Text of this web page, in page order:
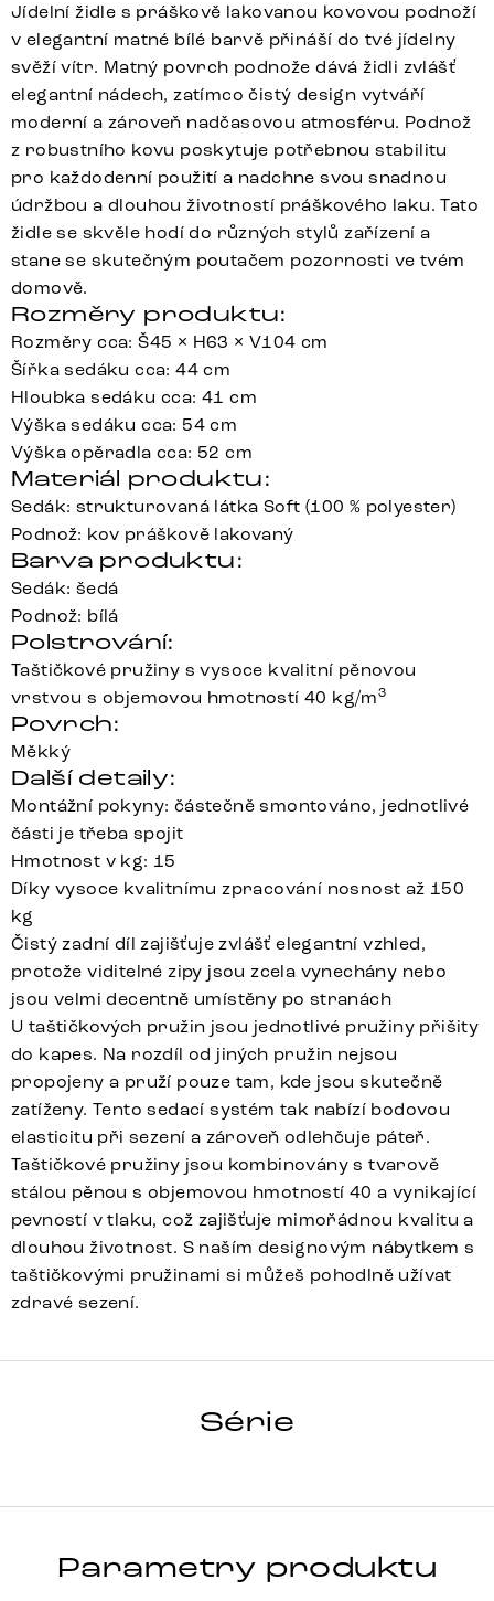
Jídelní židle s práškově lakovanou kovovou podnoží
v elegantní matné bílé barvě přináší do tvé jídelny
svěží vítr. Matný povrch podnože dává židli zvlášť
elegantní nádech, zatímco čistý design vytváří
moderní a zároveň nadčasovou atmosféru. Podnož
z robustního kovu poskytuje potřebnou stabilitu
pro každodenní použití a nadchne svou snadnou
údržbou a dlouhou životností práškového laku. Tato
židle se skvěle hodí do různých stylů zařízení a
stane se skutečným poutačem pozornosti ve tvém
domově.
Rozměry produktu:
Rozměry cca: Š45 × H63 × V104 cm
Šířka sedáku cca: 44 cm
Hloubka sedáku cca: 41 cm
Výška sedáku cca: 54 cm
Výška opěradla cca: 52 cm
Materiál produktu:
Sedák: strukturovaná látka Soft (100 % polyester)
Podnož: kov práškově lakovaný
Barva produktu:
Sedák: šedá
Podnož: bílá
Polstrování:
Taštičkové pružiny s vysoce kvalitní pěnovou
vrstvou s objemovou hmotností 40 kg/m3
Povrch:
Měkký
Další detaily:
Montážní pokyny: částečně smontováno, jednotlivé
části je třeba spojit
Hmotnost v kg: 15
Díky vysoce kvalitnímu zpracování nosnost až 150
kg
Čistý zadní díl zajišťuje zvlášť elegantní vzhled,
protože viditelné zipy jsou zcela vynechány nebo
jsou velmi decentně umístěny po stranách
U taštičkových pružin jsou jednotlivé pružiny přišity
do kapes. Na rozdíl od jiných pružin nejsou
propojeny a pruží pouze tam, kde jsou skutečně
zatíženy. Tento sedací systém tak nabízí bodovou
elasticitu při sezení a zároveň odlehčuje páteř.
Taštičkové pružiny jsou kombinovány s tvarově
stálou pěnou s objemovou hmotností 40 a vynikající
pevností v tlaku, což zajišťuje mimořádnou kvalitu a
dlouhou životnost. S naším designovým nábytkem s
taštičkovými pružinami si můžeš pohodlně užívat
zdravé sezení.
Série
PELA-FLEX
Parametry produktu